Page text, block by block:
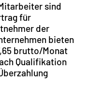
sind
für
der
bieten
brutto/Monat
Qualifikation